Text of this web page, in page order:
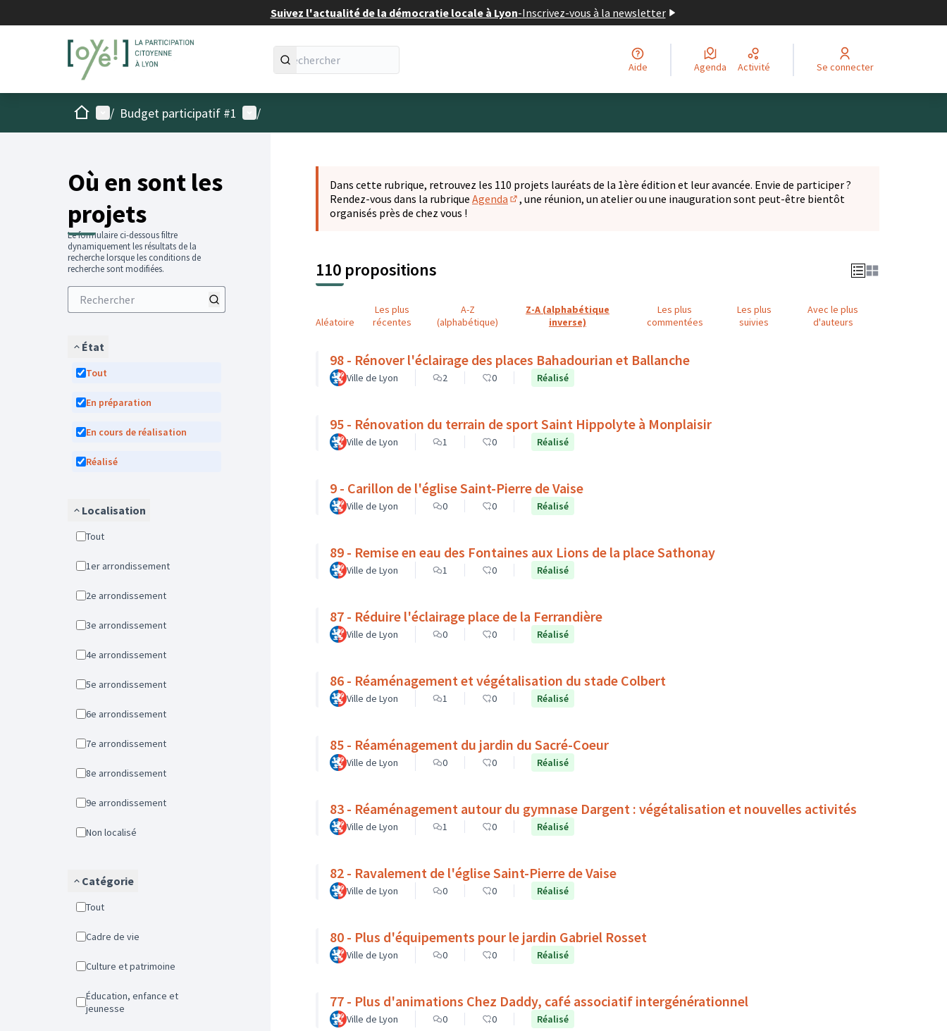
Suivez l'actualité de la démocratie locale à Lyon-Inscrivez-vous à la newsletter
Aide Agenda Activité Se connecter
AccueilMenu principal
/ Budget participatif #1 Menu utilisateur
/
Où en sont les
projets
Le formulaire ci-dessous filtre
dynamiquement les résultats de la
recherche lorsque les conditions de
recherche sont modifiées.
État
Tout
En préparation
En cours de réalisation
Réalisé
Localisation
Tout
1er arrondissement
2e arrondissement
3e arrondissement
4e arrondissement
5e arrondissement
6e arrondissement
7e arrondissement
8e arrondissement
9e arrondissement
Non localisé
Catégorie
Tout
Cadre de vie
Culture et patrimoine
Éducation, enfance et
jeunesse
Dans cette rubrique, retrouvez les 110 projets lauréats de la 1ère édition et leur avancée. Envie de participer ?
Rendez-vous dans la rubrique Agenda
(S'ouvre dans un nouvel onglet)
, une réunion, un atelier ou une inauguration sont peut-être bientôt
organisés près de chez vous !
110 propositions
Aléatoire
Les plus
récentes
A-Z
(alphabétique)
Z-A (alphabétique
inverse)
Les plus
commentées
Les plus
suivies
Avec le plus
d'auteurs
98 - Rénover l'éclairage des places Bahadourian et Ballanche
Ville de Lyon 2 0 Réalisé
95 - Rénovation du terrain de sport Saint Hippolyte à Monplaisir
Ville de Lyon 1 0 Réalisé
9 - Carillon de l'église Saint-Pierre de Vaise
Ville de Lyon 0 0 Réalisé
89 - Remise en eau des Fontaines aux Lions de la place Sathonay
Ville de Lyon 1 0 Réalisé
87 - Réduire l'éclairage place de la Ferrandière
Ville de Lyon 0 0 Réalisé
86 - Réaménagement et végétalisation du stade Colbert
Ville de Lyon 1 0 Réalisé
85 - Réaménagement du jardin du Sacré-Coeur
Ville de Lyon 0 0 Réalisé
83 - Réaménagement autour du gymnase Dargent : végétalisation et nouvelles activités
Ville de Lyon 1 0 Réalisé
82 - Ravalement de l'église Saint-Pierre de Vaise
Ville de Lyon 0 0 Réalisé
80 - Plus d'équipements pour le jardin Gabriel Rosset
Ville de Lyon 0 0 Réalisé
77 - Plus d'animations Chez Daddy, café associatif intergénérationnel
Ville de Lyon 0 0 Réalisé